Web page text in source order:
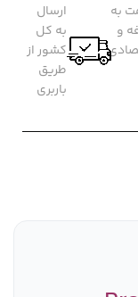
به
و
ارسال
به کل
کشور از
طریق
باربری